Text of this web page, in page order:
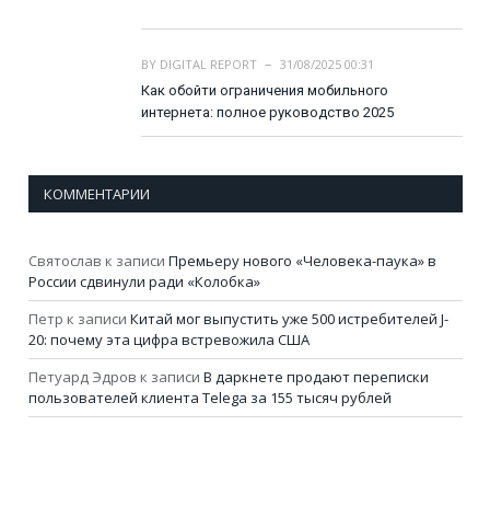
BY DIGITAL REPORT
31/08/2025 00:31
Как обойти ограничения мобильного
интернета: полное руководство 2025
КОММЕНТАРИИ
Святослав к записи Премьеру нового «Человека-паука» в
России сдвинули ради «Колобка»
Петр к записи Китай мог выпустить уже 500 истребителей J-
20: почему эта цифра встревожила США
Петуард Эдров к записи В даркнете продают переписки
пользователей клиента Telega за 155 тысяч рублей